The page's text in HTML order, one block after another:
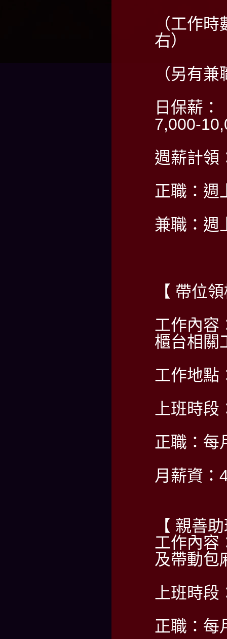
（工作
右）
（另有
日保薪：
7,000-
週薪計領
正職：週
兼職：週
【 帶位
工作內容
櫃台相關
工作地點
上班時
正職：每
月薪資：
【 親善
工作內容
及帶動包
上班時
正職：每